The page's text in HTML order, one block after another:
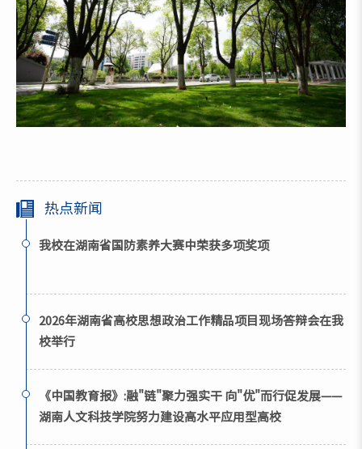
热点新闻
我校在湖南省国防素养大赛中荣获多项奖项
2026年湖南省高校思想政治工作精品项目现场答辩会在我
校举行
《中国教育报》:融"链"聚力强实干 向"优"而行促发展——
湖南人文科技学院努力建设高水平应用型高校